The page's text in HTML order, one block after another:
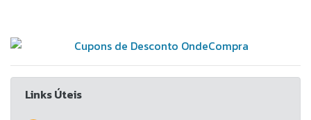
Links Úteis